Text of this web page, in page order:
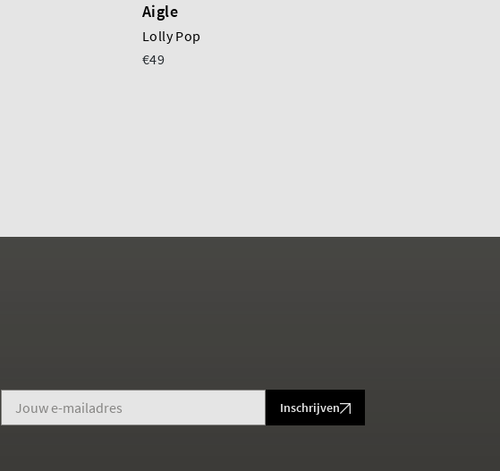
Aigle
Lolly Pop
€49
Inschrijven